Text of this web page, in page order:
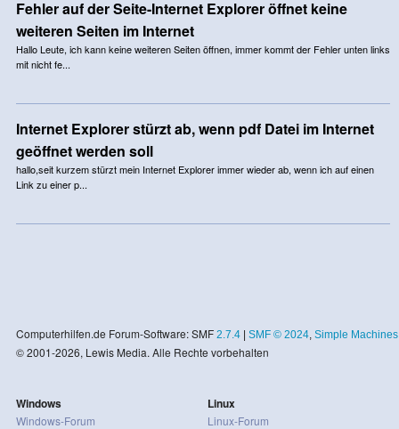
Fehler auf der Seite-Internet Explorer öffnet keine
weiteren Seiten im Internet
Hallo Leute, ich kann keine weiteren Seiten öffnen, immer kommt der Fehler unten links
mit nicht fe...
Internet Explorer stürzt ab, wenn pdf Datei im Internet
geöffnet werden soll
hallo,seit kurzem stürzt mein Internet Explorer immer wieder ab, wenn ich auf einen
Link zu einer p...
Computerhilfen.de Forum-Software: SMF 2.7.4| SMF © 2024, Simple Machines
© 2001-2026, Lewis Media. Alle Rechte vorbehalten
Windows
Windows-Forum
Linux
Linux-Forum